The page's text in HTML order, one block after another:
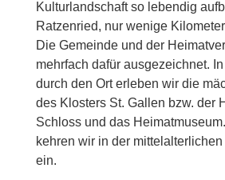
Kulturlandschaft so lebendig
Ratzenried, nur wenige
Die Gemeinde und der
mehrfach dafür ausgezeichnet.
durch den Ort erleben wir die
des Klosters St. Gallen bzw. der
Schloss und das
kehren wir in der
ein.